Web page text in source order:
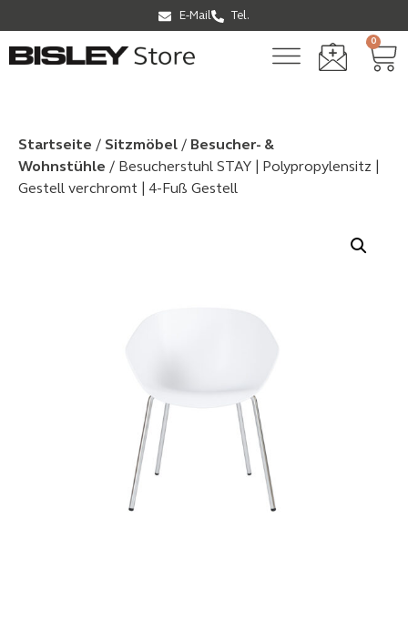
E-Mail Tel.
0
Startseite / Sitzmöbel / Besucher- &
Wohnstühle / Besucherstuhl STAY | Polypropylensitz |
Gestell verchromt | 4-Fuß Gestell